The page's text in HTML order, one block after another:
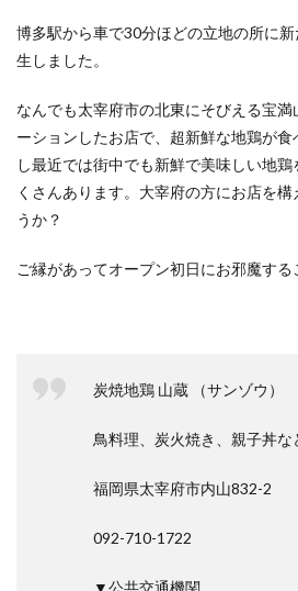
博多駅から車で30分ほどの立地の所に
生しました。
なんでも太宰府市の北東にそびえる宝
ーションしたお店で、超新鮮な地鶏が
し最近では街中でも新鮮で美味しい地
くさんあります。大宰府の方にお店を
うか？
ご縁があってオープン初日にお邪魔する
炭焼地鶏 山蔵 （サンゾウ）
鳥料理、炭火焼き、親子丼な
福岡県太宰府市内山832-2
092-710-1722